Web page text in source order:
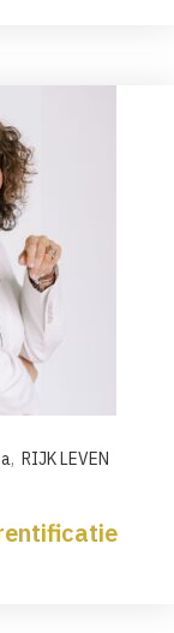
, RIJK LEVEN